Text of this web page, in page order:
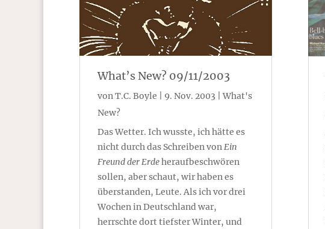
What’s New? 09/11/2003
vonT.C. Boyle 9. Nov. 2003 |What's
New?
Das Wetter. Ich wusste, ich hätte es
nicht durch das Schreiben vonEin
Freund der Erdeheraufbeschwören
sollen, aber schaut, wir haben es
überstanden, Leute. Als ich vor drei
Wochen in Deutschland war,
herrschte dort tiefster Winter, und